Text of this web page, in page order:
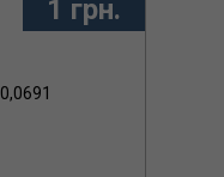
1 грн.
0,0691